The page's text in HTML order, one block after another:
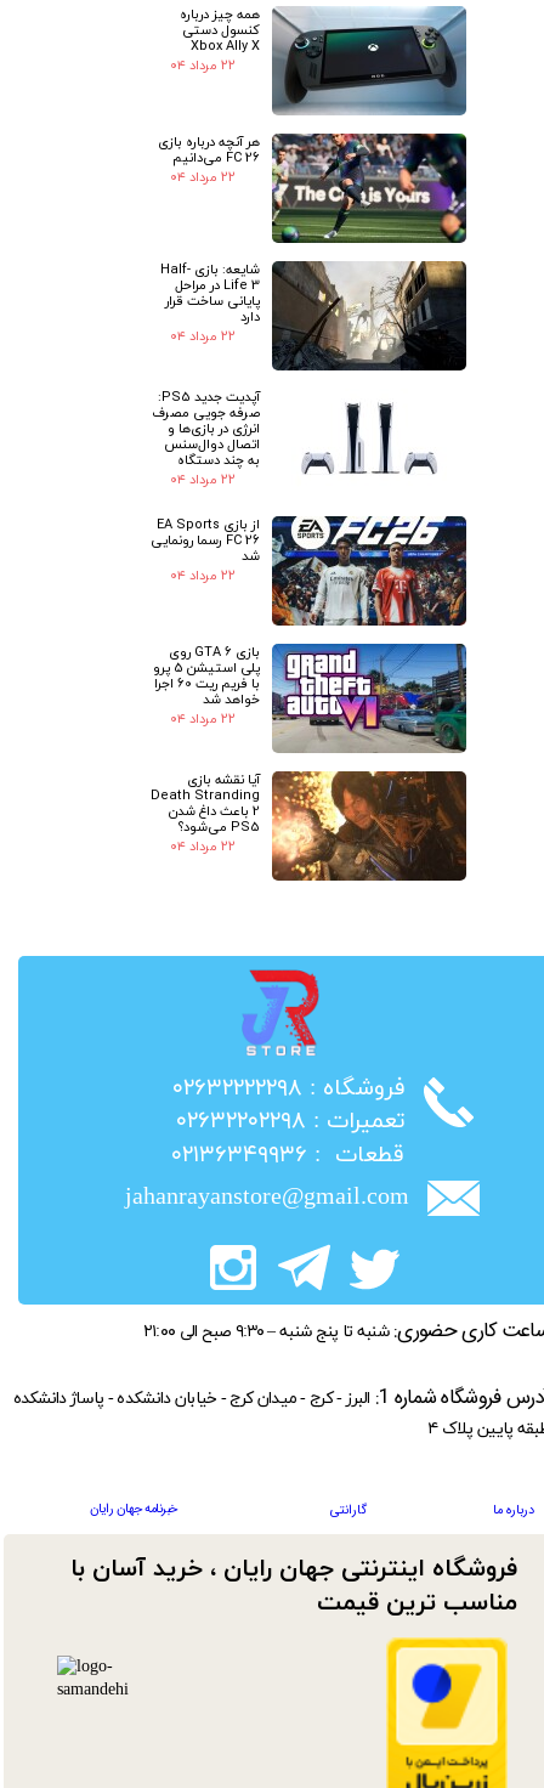
همه چیز درباره
کنسول دستی
Xbox Ally X
۲۲ مرداد ۰۴
هر آنچه درباره بازی
FC 26 می‌دانیم
۲۲ مرداد ۰۴
شایعه: بازی Half-
Life 3 در مراحل
پایانی ساخت قرار
دارد
۲۲ مرداد ۰۴
آپدیت جدید PS5:
صرفه جویی مصرف
انرژی در بازی‌ها و
اتصال دوال‌سنس
به چند دستگاه
۲۲ مرداد ۰۴
از بازی EA Sports
FC 26 رسما رونمایی
شد
۲۲ مرداد ۰۴
بازی GTA 6 روی
پلی استیشن 5 پرو
با فریم ریت 60 اجرا
خواهد شد
۲۲ مرداد ۰۴
آیا نقشه بازی
Death Stranding
2 باعث داغ شدن
PS5 می‌شود؟
۲۲ مرداد ۰۴
​فروشگاه : ۰۲۶۳۲۲۲۲۲۹۸
​تعمیرات : ۰۲۶۳۲۲۰۲۲۹۸
​قطعات : ۰۲۱۳۶۳۴۹۹۳۶
jahanrayanstore@gmail.com
فروشگاه اینترنتی جهان رایان ، خرید آسان با
مناسب ترین قیمت​​​​​​​
کاری حضوری: شنبه تا پنج شنبه – ۹:۳۰ صبح الی ۲۱:۰۰
درباره ما گارانتی خبرنامه جهان رایان
فروشگاه شماره 1:
البرز - کرج - میدان کرج - خیابان دانشکده - پاساژ دانشکده
پایین پلاک ۴